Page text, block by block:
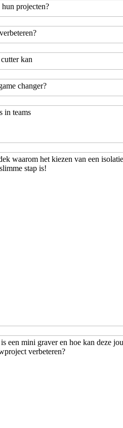
projecten?
kan
changer?
in teams
waarom het kiezen van een
stap is!
een mini graver en hoe kan deze
verbeteren?